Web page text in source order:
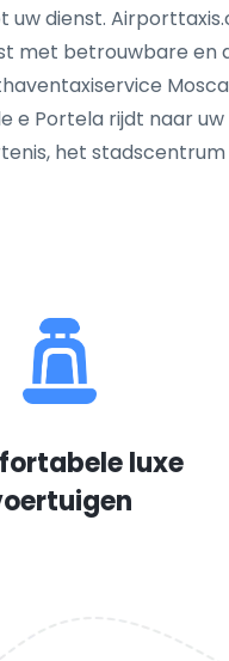
dienst.
met betrouwbare en
e Portela rijdt naar
het
luxe